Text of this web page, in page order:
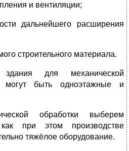
и вентиляции;
дальнейшего расширения
строительного материала.
здания для механической
могут быть одноэтажные и
обработки выберем
при этом производстве
тяжёлое оборудование.